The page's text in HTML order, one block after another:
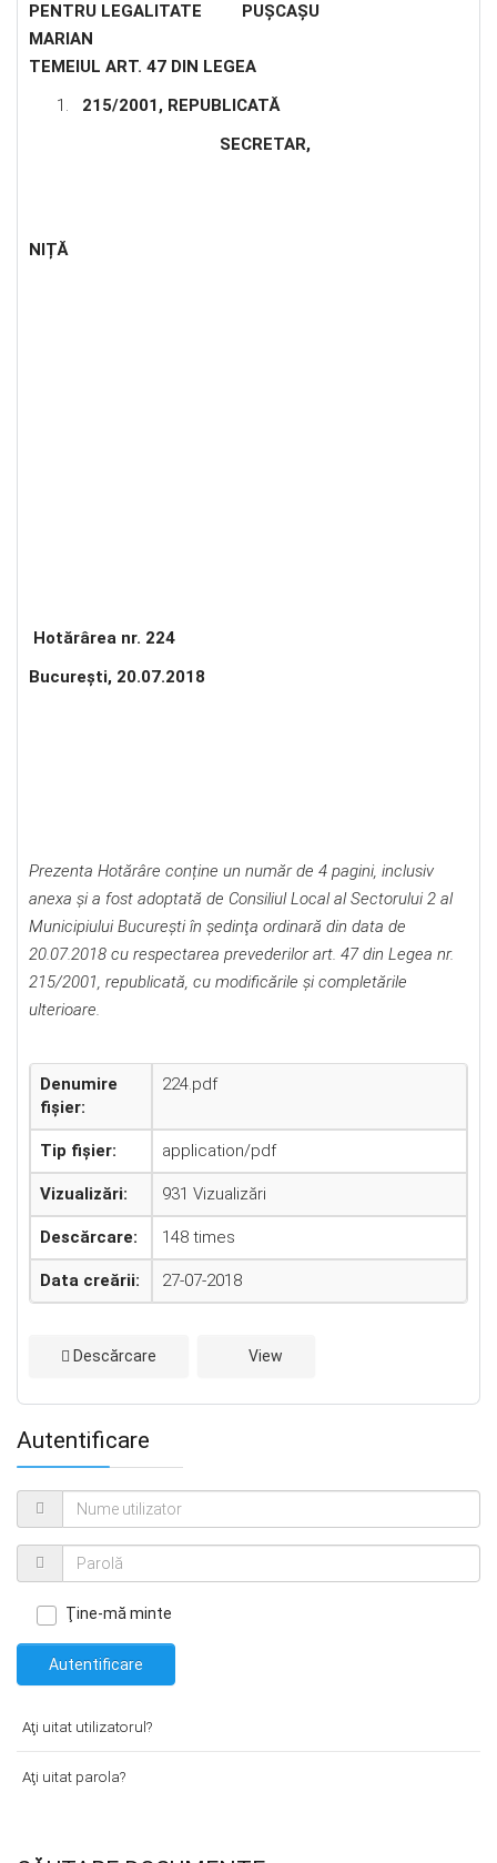
PENTRU LEGALITATE PUȘCAȘU
MARIAN
TEMEIUL ART. 47 DIN LEGEA
215/2001, REPUBLICATĂ
SECRETAR,
NIȚĂ
Hotărârea nr. 224
Bucureşti, 20.07.2018
Prezenta Hotărâre conține un număr de 4 pagini, inclusiv
anexa și a fost adoptată de Consiliul Local al Sectorului 2 al
Municipiului Bucureşti în şedinţa ordinară din data de
20.07.2018 cu respectarea prevederilor art. 47 din Legea nr.
215/2001, republicată, cu modificările şi completările
ulterioare.
Denumire
fișier:
224.pdf
Tip fișier: application/pdf
Vizualizări: 931 Vizualizări
Descărcare: 148 times
Data creării: 27-07-2018
Descărcare View
Autentificare
Ţine-mă minte
Autentificare
Aţi uitat utilizatorul?
Aţi uitat parola?